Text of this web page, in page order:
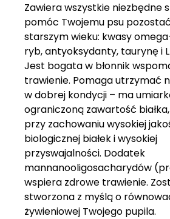
Zawiera wszystkie niezbędne
pomóc Twojemu psu
starszym wieku: kwasy
ryb, antyoksydanty, taurynę i
Jest bogata w błonnik
trawienie. Pomaga utrzymać
w dobrej kondycji – ma
ograniczoną zawartość
przy zachowaniu wysokiej
biologicznej białek i wysokiej
przyswajalności. Dodatek
mannanooligosacharydów
wspiera zdrowe trawienie.
stworzona z myślą o
żywieniowej Twojego pupila.